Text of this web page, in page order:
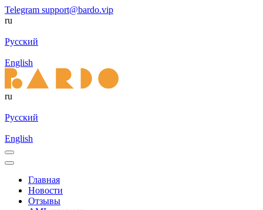
Telegram support@bardo.vip
ru
Русский
English
ru
Русский
English
Главная
Новости
Отзывы